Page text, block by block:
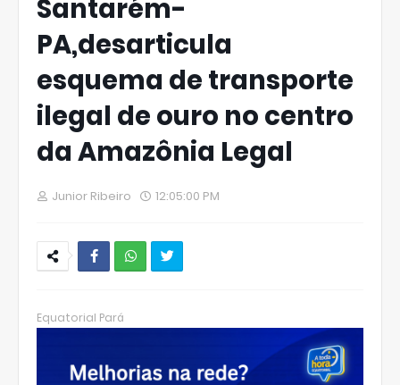
Santarém-
PA,desarticula
esquema de transporte
ilegal de ouro no centro
da Amazônia Legal
Junior Ribeiro 12:05:00 PM
hats
p
Equatorial Pará